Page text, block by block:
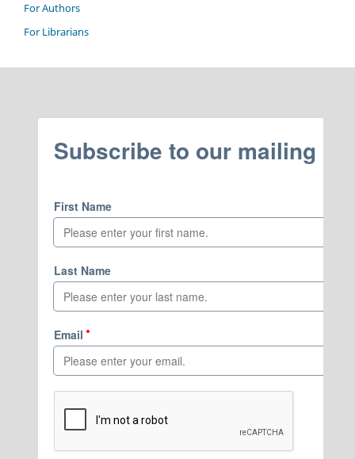
For Authors
For Librarians